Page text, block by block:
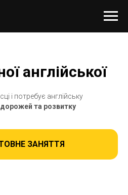
англійської
і потребує англійську
та розвитку
ЗАНЯТТЯ